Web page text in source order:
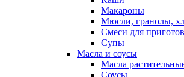
Макароны
Мюсли, гранолы,
Смеси для
Супы
Масла и соусы
Масла
Соусы